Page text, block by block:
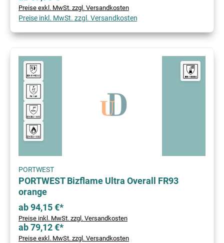
Preise exkl. MwSt. zzgl. Versandkosten
Preise inkl. MwSt. zzgl. Versandkosten
PORTWEST
PORTWEST Bizflame Ultra Overall FR93
orange
ab 94,15 €*
Preise inkl. MwSt. zzgl. Versandkosten
ab 79,12 €*
Preise exkl. MwSt. zzgl. Versandkosten